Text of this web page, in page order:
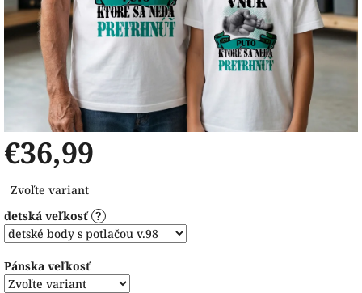
€36,99
cena:
Zvoľte variant
detská veľkosť ?
Pánska veľkosť